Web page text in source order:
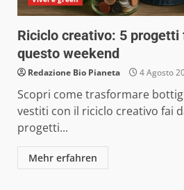
Riciclo creativo: 5
questo weekend
Redazione Bio Pianeta 4 Agosto
Scopri come trasformare
vestiti con il riciclo creativo fai
progetti...
Mehr erfahren